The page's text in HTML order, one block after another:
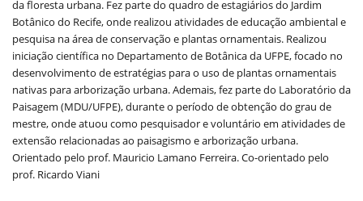
da floresta urbana. Fez parte do quadro de estagiários do Jardim
Botânico do Recife, onde realizou atividades de educação ambiental e
pesquisa na área de conservação e plantas ornamentais. Realizou
iniciação científica no Departamento de Botânica da UFPE, focado no
desenvolvimento de estratégias para o uso de plantas ornamentais
nativas para arborização urbana. Ademais, fez parte do Laboratório da
Paisagem (MDU/UFPE), durante o período de obtenção do grau de
mestre, onde atuou como pesquisador e voluntário em atividades de
extensão relacionadas ao paisagismo e arborização urbana.
Orientado pelo prof. Mauricio Lamano Ferreira. Co-orientado pelo
prof. Ricardo Viani